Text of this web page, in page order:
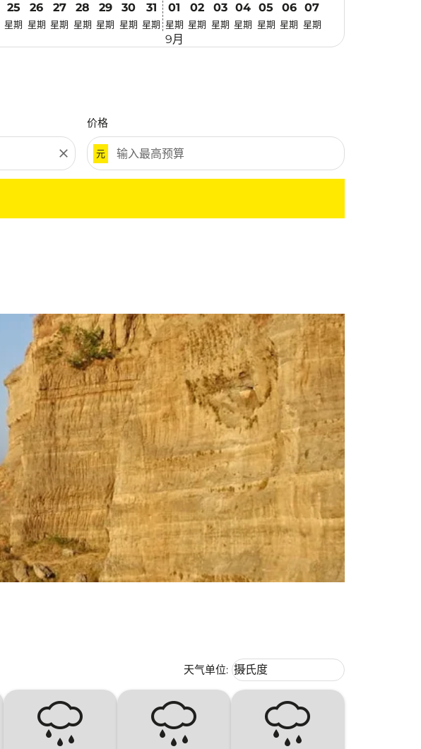
25
星期
26
星期
27
星期
28
星期
29
星期
30
星期
31
星期
01
星期
9月
02
星期
03
星期
04
星期
05
星期
06
星期
07
星期
close
价格
元
天气单位: Weather unit option 摄氏度
摄氏度
keyboard_arrow_down